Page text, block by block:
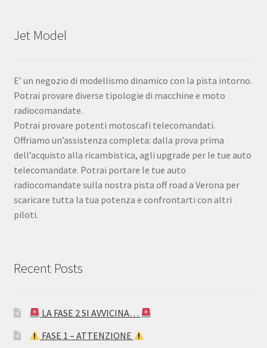
Jet Model
E’ un negozio di modellismo dinamico con la pista intorno.
Potrai provare diverse tipologie di macchine e moto
radiocomandate.
Potrai provare potenti motoscafi telecomandati.
Offriamo un’assistenza completa: dalla prova prima
dell’acquisto alla ricambistica, agli upgrade per le tue auto
telecomandate. Potrai portare le tue auto
radiocomandate sulla nostra pista off road a Verona per
scaricare tutta la tua potenza e confrontarti con altri
piloti.
Recent Posts
LA FASE 2 SI AVVICINA…
FASE 1 – ATTENZIONE